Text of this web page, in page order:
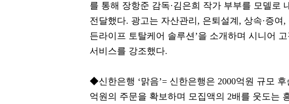
를 통해 장항준 감독·김은희 작가 부부를 모델로
전달했다. 광고는 자산관리, 은퇴설계, 상속·증여
든라이프 토탈케어 솔루션’을 소개하며 시니어
서비스를 강조했다.
◆신한은행 ‘맑음’= 신한은행은 2000억원 규모
억원의 주문을 확보하며 모집액의 2배를 웃도는